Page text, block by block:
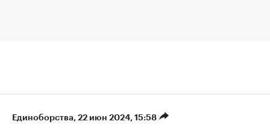
Единоборства⁠, 22 июн 2024, 15:58